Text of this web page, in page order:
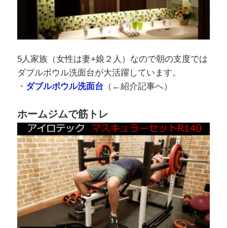
5人家族（女性は妻+娘２人）なので朝の支度では
ダブルボウル洗面台が大活躍しています。
・ ダブルボウル洗面台 （←紹介記事へ）
ホームジムで筋トレ